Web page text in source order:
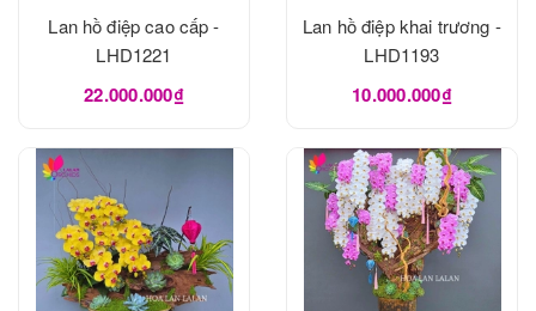
Lan hồ điệp cao cấp -
LHD1221
22.000.000₫
Lan hồ điệp khai trương -
LHD1193
10.000.000₫